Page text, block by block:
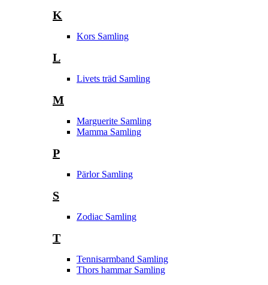
K
Kors Samling
L
Livets träd Samling
M
Marguerite Samling
Mamma Samling
P
Pärlor Samling
S
Zodiac Samling
T
Tennisarmband Samling
Thors hammar Samling